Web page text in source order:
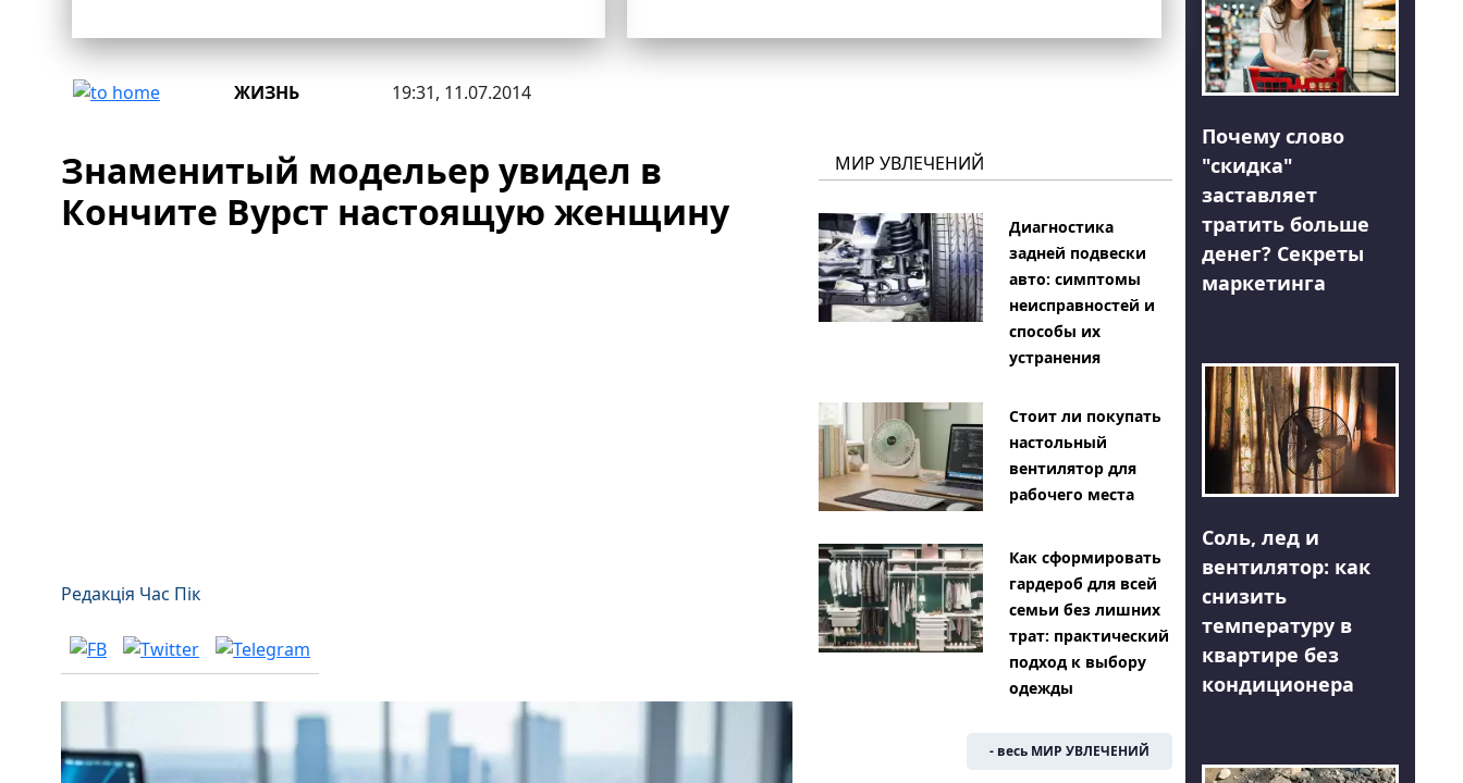
ЖИЗНЬ 19:31, 11.07.2014
Знаменитый модельер увидел в
Кончите Вурст настоящую женщину
Редакція Час Пік
МИР УВЛЕЧЕНИЙ
Диагностика
задней подвески
авто: симптомы
неисправностей и
способы их
устранения
Стоит ли покупать
настольный
вентилятор для
рабочего места
Как сформировать
гардероб для всей
семьи без лишних
трат: практический
подход к выбору
одежды
- весь МИР УВЛЕЧЕНИЙ
Почему слово
"скидка"
заставляет
тратить больше
денег? Секреты
маркетинга
Соль, лед и
вентилятор: как
снизить
температуру в
квартире без
кондиционера